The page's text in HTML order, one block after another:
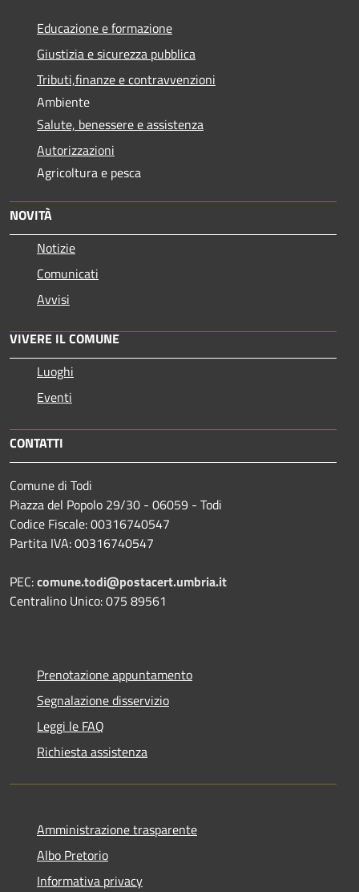
Educazione e formazione
Giustizia e sicurezza pubblica
Tributi,finanze e contravvenzioni
Ambiente
Salute, benessere e assistenza
Autorizzazioni
Agricoltura e pesca
NOVITÀ
Notizie
Comunicati
Avvisi
VIVERE IL COMUNE
Luoghi
Eventi
CONTATTI
Comune di Todi
Piazza del Popolo 29/30 - 06059 - Todi
Codice Fiscale: 00316740547
Partita IVA: 00316740547
PEC:comune.todi@postacert.umbria.it
Centralino Unico: 075 89561
Prenotazione appuntamento
Segnalazione disservizio
Leggi le FAQ
Richiesta assistenza
Amministrazione trasparente
Albo Pretorio
Informativa privacy